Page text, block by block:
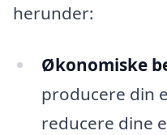
herunder:
Økonomiske
producere din
reducere dine